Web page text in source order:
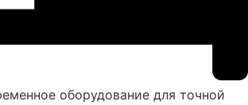
оборудование для точной